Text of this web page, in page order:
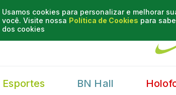
Usamos cookies para personalizar e melhorar
você. Visite nossa Política de Cookies para
dos cookies
Esportes BN Hall